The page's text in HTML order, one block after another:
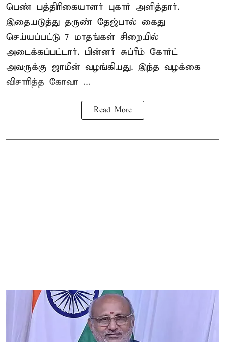
பெண் பத்திரிகையாளர் புகார் அளித்தார்.
இதையடுத்து தருண் தேஜ்பால் கைது
செய்யப்பட்டு 7 மாதங்கள் சிறையில்
அடைக்கப்பட்டார். பின்னர் சுப்ரீம் கோர்ட்
அவருக்கு ஜாமீன் வழங்கியது. இந்த வழக்கை
விசாரித்த கோவா ...
Read More